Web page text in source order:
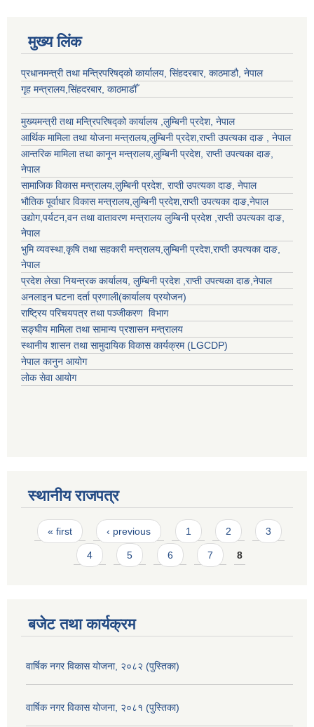
मुख्य लिंक
प्रधानमन्त्री तथा मन्त्रिपरिषद्को कार्यालय, सिंहदरबार, काठमाडौ, नेपाल
गृह मन्त्रालय,सिंहदरबार, काठमाडौँ
मुख्यमन्त्री तथा मन्त्रिपरिषद्को कार्यालय ,लुम्बिनी प्रदेश, नेपाल
आर्थिक मामिला तथा योजना मन्त्रालय,लुम्बिनी प्रदेश,राप्ती उपत्यका दाङ , नेपाल
आन्तरिक मामिला तथा कानून मन्त्रालय,लुम्बिनी प्रदेश, राप्ती उपत्यका दाङ,
नेपाल
सामाजिक विकास मन्त्रालय,लुम्बिनी प्रदेश, राप्ती उपत्यका दाङ, नेपाल
भौतिक पूर्वाधार विकास मन्त्रालय,लुम्बिनी प्रदेश,राप्ती उपत्यका दाङ,नेपाल
उद्याेग,पर्यटन,वन तथा वातावरण मन्त्रालय लुम्बिनी प्रदेश ,राप्ती उपत्यका दाङ,
नेपाल
भुमि व्यवस्था,कृषि तथा सहकारी मन्त्रालय,लुम्बिनी प्रदेश,राप्ती उपत्यका दाङ,
नेपाल
प्रदेश लेखा नियन्त्रक कार्यालय, लुम्बिनी प्रदेश ,राप्ती उपत्यका दाङ,नेपाल
अनलाइन घटना दर्ता प्रणाली(कार्यालय प्रयोजन)
राष्ट्रिय परिचयपत्र तथा पञ्जीकरण विभाग
सङ्घीय मामिला तथा सामान्य प्रशासन मन्त्रालय
स्थानीय शासन तथा सामुदायिक विकास कार्यक्रम (LGCDP)
नेपाल कानुन आयोग
लोक सेवा आयोग
स्थानीय राजपत्र
Pages
« first ‹ previous 1 2 3
4 5 6 7 8
बजेट तथा कार्यक्रम
वार्षिक नगर विकास योजना, २०८२ (पुस्तिका)
वार्षिक नगर विकास योजना, २०८१ (पुस्तिका)